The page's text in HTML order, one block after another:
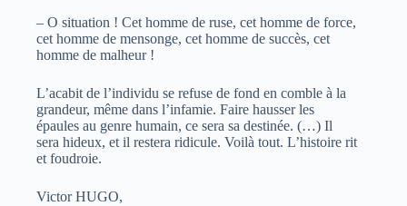
– O situation ! Cet homme de ruse, cet homme de force,
cet homme de mensonge, cet homme de succès, cet
homme de malheur !
L’acabit de l’individu se refuse de fond en comble à la
grandeur, même dans l’infamie. Faire hausser les
épaules au genre humain, ce sera sa destinée. (…) Il
sera hideux, et il restera ridicule. Voilà tout. L’histoire rit
et foudroie.
Victor HUGO,